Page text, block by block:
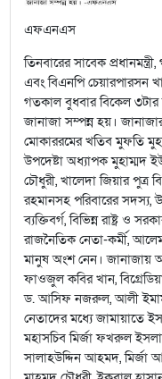
এফএনএস
তিনবারের সাবেক
এবং বিএনপি চেয়ারপারসন
গতকাল বুধবার বিকেল ৩টার
জানাজা সম্পন্ন হয়।
মোকাররমের খতিব মুফতি
উপদেষ্টা অধ্যাপক মুহাম্মদ
চৌধুরী, খালেদা জিয়ার পুত্র
রহমানসহ পরিবারের সদস্য,
ব্যক্তিবর্গ, বিভিন্ন রাষ্ট্র ও
রাজনৈতিক নেতা-কর্মী,
মানুষ অংশ নেন। জানাজায়
ফাওজুল কবির খান,
ড. আসিফ নজরুল, আলী
নেতাদের মধ্যে জামায়াতে
মহাসচিব মির্জা ফখরুল
সালাহউদ্দিন আহমদ,